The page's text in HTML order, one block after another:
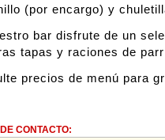
(por encargo) y
bar disfrute de un
tapas y raciones de
precios de menú para
CONTACTO: